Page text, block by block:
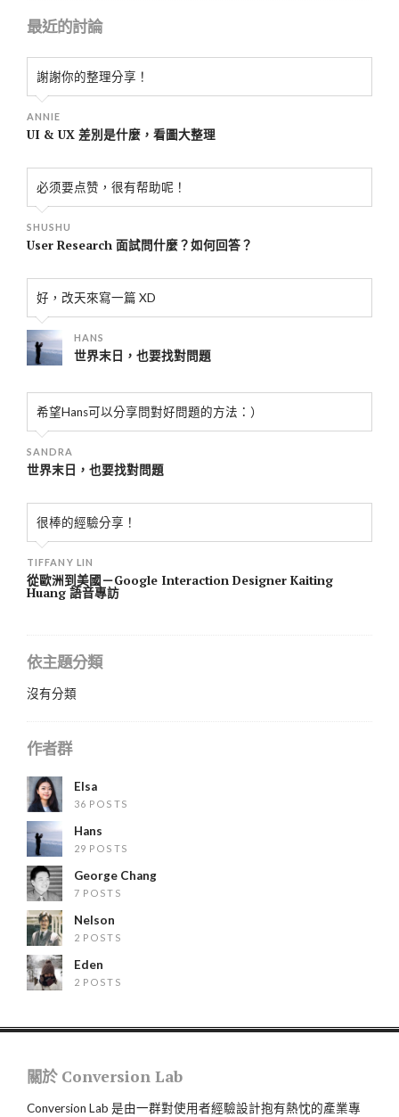
最近的討論
謝謝你的整理分享！
ANNIE
UI & UX 差別是什麼，看圖大整理
必须要点赞，很有帮助呢！
SHUSHU
User Research 面試問什麼？如何回答？
好，改天來寫一篇 XD
HANS
世界末日，也要找對問題
希望Hans可以分享問對好問題的方法：）
SANDRA
世界末日，也要找對問題
很棒的經驗分享！
TIFFANY LIN
從歐洲到美國－Google Interaction Designer Kaiting
Huang 語音專訪
依主題分類
沒有分類
作者群
Elsa
36 POSTS
Hans
29 POSTS
George Chang
7 POSTS
Nelson
2 POSTS
Eden
2 POSTS
關於 Conversion Lab
Conversion Lab 是由一群對使用者經驗設計抱有熱忱的產業專